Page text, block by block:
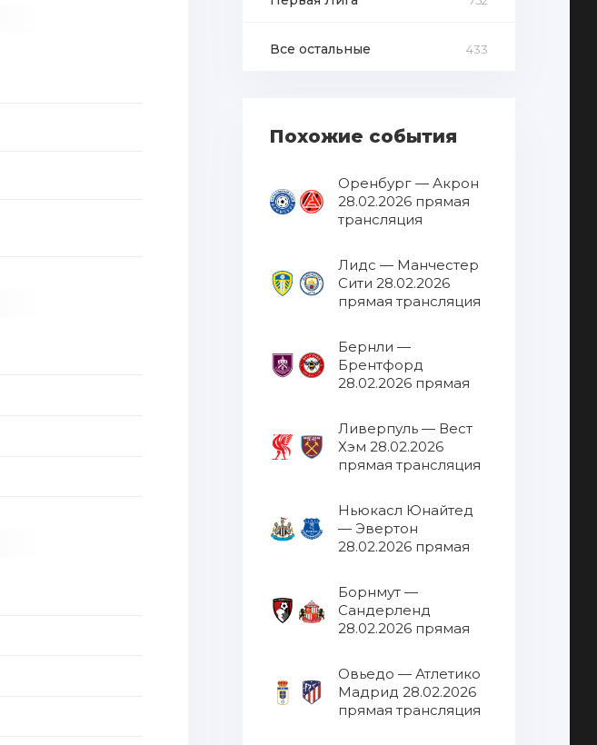
Все остальные 433
Похожие события
Оренбург — Акрон
28.02.2026 прямая
трансляция
Лидс — Манчестер
Сити 28.02.2026
прямая трансляция
Бернли —
Брентфорд
28.02.2026 прямая
Ливерпуль — Вест
Хэм 28.02.2026
прямая трансляция
Ньюкасл Юнайтед
— Эвертон
28.02.2026 прямая
Борнмут —
Сандерленд
28.02.2026 прямая
Овьедо — Атлетико
Мадрид 28.02.2026
прямая трансляция